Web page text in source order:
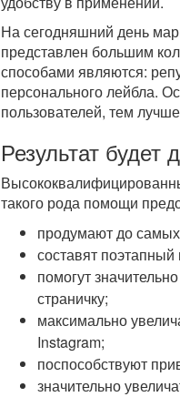
На сегодняшний день
представлен большим
способами являются:
персонального лейбла.
пользователей, тем
Результат будет
такого рода помощи
продумают до
составят
помогут
страничку;
максимально
Instagram;
поспособствуют
значительно